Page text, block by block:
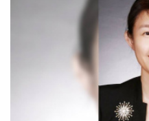
努力用功，但富江大概會誘
「至於無論多努力都最不可
澤，讓原本帥氣的輪廓多了
於緞帶鞋帶與鞋頭蝴蝶結設
感，也成功平衡了
美與酷帥之間的時髦氛圍。
Etoile 最大魅力，在於幾乎
T，能為簡約造型注入精緻
Balletcore 風格單品，蝴蝶